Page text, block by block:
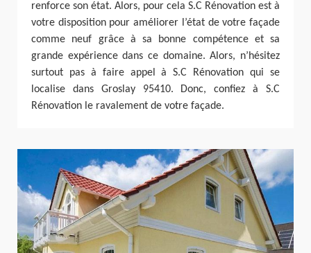
renforce son état. Alors, pour cela S.C Rénovation est à
votre disposition pour améliorer l’état de votre façade
comme neuf grâce à sa bonne compétence et sa
grande expérience dans ce domaine. Alors, n’hésitez
surtout pas à faire appel à S.C Rénovation qui se
localise dans Groslay 95410. Donc, confiez à S.C
Rénovation le ravalement de votre façade.